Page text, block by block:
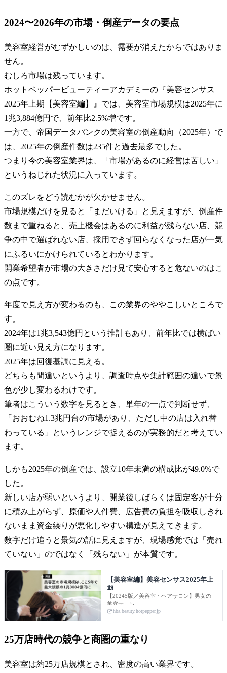
2024〜2026年の市場・倒産データの要点
美容室経営がむずかしいのは、需要が消えたからではありま
せん。
むしろ市場は残っています。
ホットペッパービューティーアカデミーの『美容センサス
2025年上期【美容室編】』では、美容室市場規模は2025年に
1兆3,884億円で、前年比2.5%増です。
一方で、帝国データバンクの美容室の倒産動向（2025年）で
は、2025年の倒産件数は235件と過去最多でした。
つまり今の美容室業界は、「市場があるのに経営は苦しい」
というねじれた状況に入っています。
このズレをどう読むかが欠かせません。
市場規模だけを見ると「まだいける」と見えますが、倒産件
数まで重ねると、売上機会はあるのに利益が残らない店、競
争の中で選ばれない店、採用できず回らなくなった店が一気
にふるいにかけられているとわかります。
開業希望者が市場の大きさだけ見て安心すると危ないのはこ
の点です。
年度で見え方が変わるのも、この業界のややこしいところで
す。
2024年は1兆3,543億円という推計もあり、前年比では横ばい
圏に近い見え方になります。
2025年は回復基調に見える。
どちらも間違いというより、調査時点や集計範囲の違いで景
色が少し変わるわけです。
筆者はこういう数字を見るとき、単年の一点で判断せず、
「おおむね1.3兆円台の市場があり、ただし中の店は入れ替
わっている」というレンジで捉えるのが実務的だと考えてい
ます。
しかも2025年の倒産では、設立10年未満の構成比が49.0%で
した。
新しい店が弱いというより、開業後しばらくは固定客が十分
に積み上がらず、原価や人件費、広告費の負担を吸収しきれ
ないまま資金繰りが悪化しやすい構造が見えてきます。
数字だけ追うと景気の話に見えますが、現場感覚では「売れ
ていない」のではなく「残らない」が本質です。
【美容室編】美容センサス2025年上
期
【20245版／美容室・ヘアサロン】男女の
美容サロン
hba.beauty.hotpepper.jp
25万店時代の競争と商圏の重なり
美容室は約25万店規模とされ、密度の高い業界です。